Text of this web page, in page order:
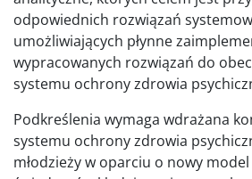
odpowiednich rozwiązań
umożliwiających płynne
wypracowanych rozwiązań do
systemu ochrony zdrowia
Podkreślenia wymaga wdrażana
systemu ochrony zdrowia
młodzieży w oparciu o nowy